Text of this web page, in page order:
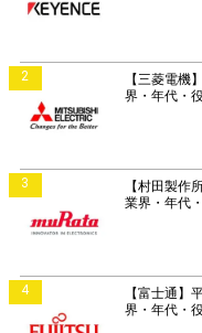
2
【三菱電機
界・年代・
3
【村田製作
業界・年代
4
【富士通】
界・年代・